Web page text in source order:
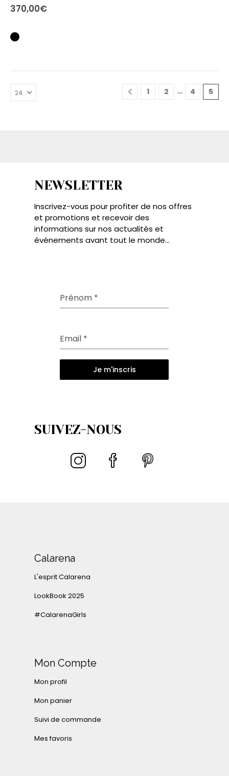
page
du
370,00€
1 2 … 4 5
NEWSLETTER
Inscrivez-vous pour profiter de nos offres
et promotions et recevoir des
informations sur nos actualités et
événements avant tout le monde...
Prénom *
Email *
Je m'inscris
SUIVEZ-NOUS
Calarena
L'esprit Calarena
LookBook 2025
#CalarenaGirls
Mon Compte
Mon profil
Mon panier
Suivi de commande
Mes favoris